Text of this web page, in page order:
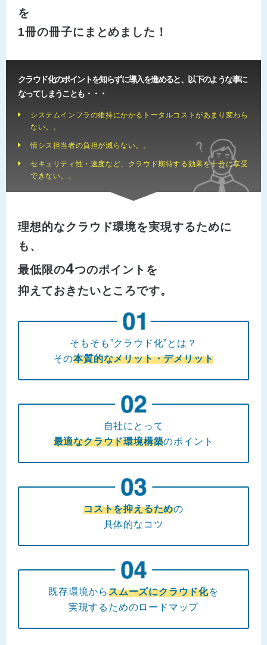
を
1冊の冊子にまとめました！
クラウド化のポイントを知らずに導入を進めると、以下のような事に
なってしまうことも・・・
システムインフラの維持にかかるトータルコストがあまり変わら
ない。。
情シス担当者の負担が減らない。。
セキュリティ性・速度など、クラウド期待する効果を十分に享受
できない。。
理想的なクラウド環境を実現するために
も、
最低限の4つのポイントを
抑えておきたいところです。
そもそも”クラウド化”とは？
その本質的なメリット・デメリット
自社にとって
最適なクラウド環境構築のポイント
コストを抑えるための
具体的なコツ
既存環境からスムーズにクラウド化を
実現するためのロードマップ